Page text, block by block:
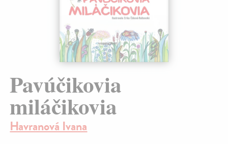
Pavúčikovia
miláčikovia
Havranová Ivana